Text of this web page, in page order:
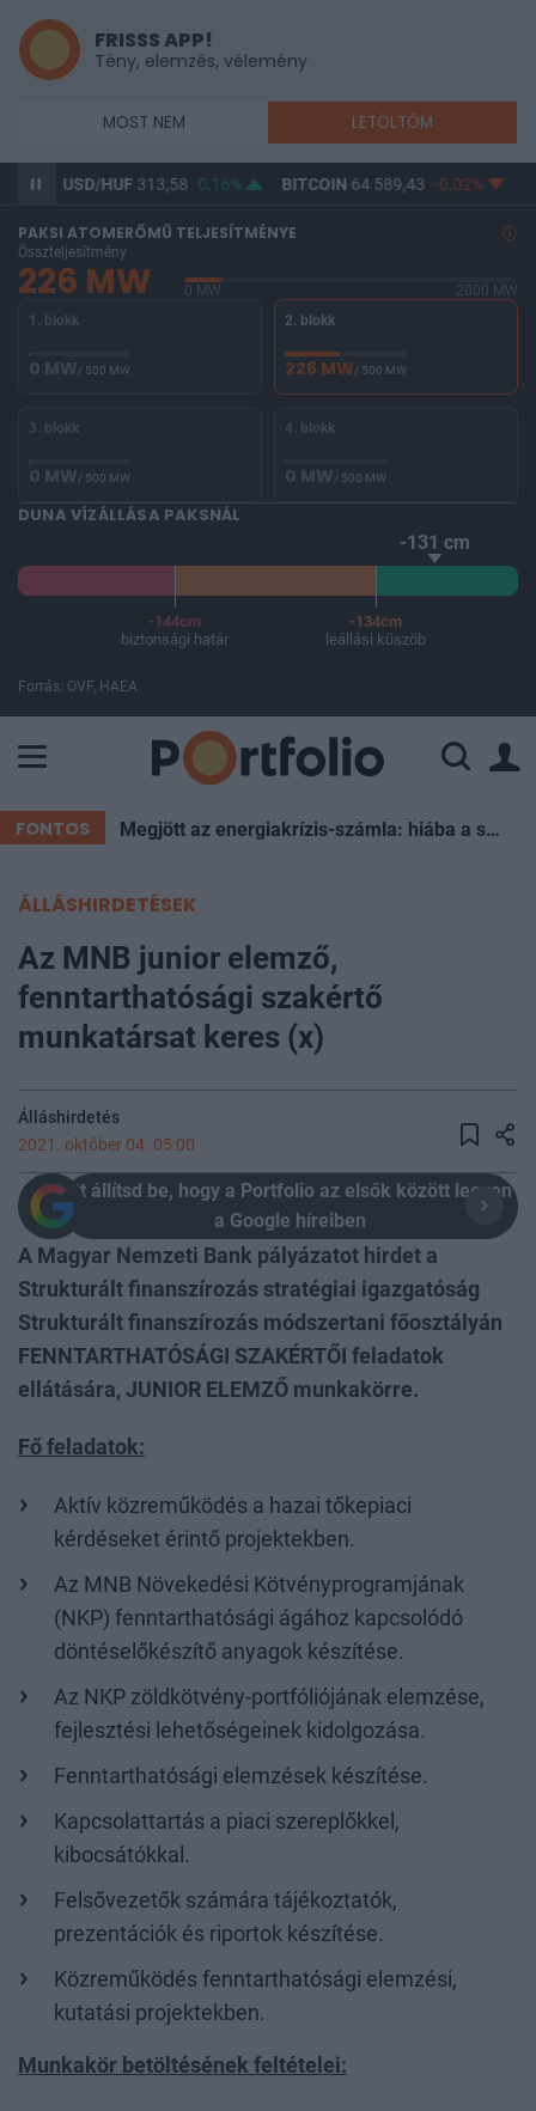
FRISSS APP!
Tény, elemzés, vélemény
MOST NEM LETÖLTÖM
USD/HUF313,58 0,16% BITCOIN64 589,43 -0,02% BUX
PAKSI ATOMERŐMŰ TELJESÍTMÉNYE
Összteljesítmény
226 MW 0 MW
2000 MW
1. blokk
0 MW/ 500 MW
2. blokk
226 MW/ 500 MW
3. blokk
0 MW/ 500 MW
4. blokk
0 MW/ 500 MW
DUNA VÍZÁLLÁSA PAKSNÁL
-131 cm
-144cm
biztonsági határ
-134cm
leállási küszöb
Forrás: OVF, HAEA
FONTOS Megjött az energiakrízis-számla: hiába a spórolás, súlyos forintokat éget el az ország esténként
ÁLLÁSHIRDETÉSEK
Az MNB junior elemző,
fenntarthatósági szakértő
munkatársat keres (x)
Álláshirdetés
2021. október 04. 05:00
Itt állítsd be, hogy a Portfolio az elsők között legyen
a Google híreiben
A Magyar Nemzeti Bank pályázatot hirdet a
Strukturált finanszírozás stratégiai igazgatóság
Strukturált finanszírozás módszertani főosztályán
FENNTARTHATÓSÁGI SZAKÉRTŐI feladatok
ellátására, JUNIOR ELEMZŐ munkakörre.
Fő feladatok:
Aktív közreműködés a hazai tőkepiaci
kérdéseket érintő projektekben.
Az MNB Növekedési Kötvényprogramjának
(NKP) fenntarthatósági ágához kapcsolódó
döntéselőkészítő anyagok készítése.
Az NKP zöldkötvény-portfóliójának elemzése,
fejlesztési lehetőségeinek kidolgozása.
Fenntarthatósági elemzések készítése.
Kapcsolattartás a piaci szereplőkkel,
kibocsátókkal.
Felsővezetők számára tájékoztatók,
prezentációk és riportok készítése.
Közreműködés fenntarthatósági elemzési,
kutatási projektekben.
Munkakör betöltésének feltételei: